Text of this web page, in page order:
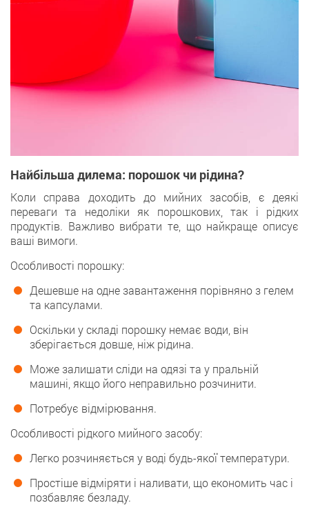
Найбільша дилема: порошок чи рідина?
Коли справа доходить до мийних засобів, є деякі
переваги та недоліки як порошкових, так і рідких
продуктів. Важливо вибрати те, що найкраще описує
ваші вимоги.
Особливості порошку:
Дешевше на одне завантаження порівняно з гелем
та капсулами.
Оскільки у складі порошку немає води, він
зберігається довше, ніж рідина.
Може залишати сліди на одязі та у пральній
машині, якщо його неправильно розчинити.
Потребує відмірювання.
Особливості рідкого мийного засобу:
Легко розчиняється у воді будь-якої температури.
Простіше відміряти і наливати, що економить час і
позбавляє безладу.